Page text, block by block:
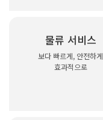
물류 서비스
보다 빠르게, 안전하게
효과적으로